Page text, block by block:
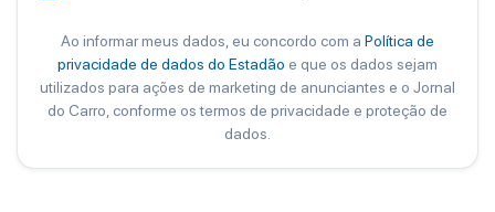
Ao informar meus dados, eu concordo com a Política de
privacidade de dados do Estadão e que os dados sejam
utilizados para ações de marketing de anunciantes e o Jornal
do Carro, conforme os termos de privacidade e proteção de
dados.